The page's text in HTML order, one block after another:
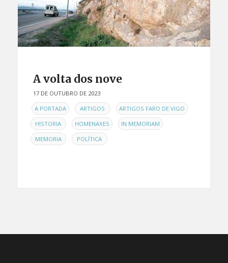
A volta dos nove
17 DE OUTUBRO DE 2023
ENA PORTADA , ARTIGOS , ARTIGOS FARO DE VIGO ,
HISTORIA , HOMENAXES , IN MEMORIAM ,
MEMORIA , POLÍTICA